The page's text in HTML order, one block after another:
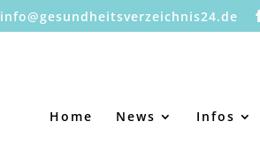
info@gesundheitsverzeichnis24.de
Home News Infos